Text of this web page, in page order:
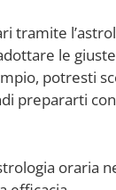
tramite
le
potresti
prepararti
oraria